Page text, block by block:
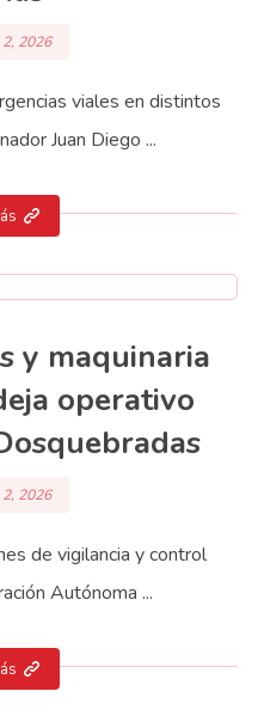
2026
viales en distintos
Juan Diego ...
y maquinaria
operativo
2026
de vigilancia y control
Autónoma ...